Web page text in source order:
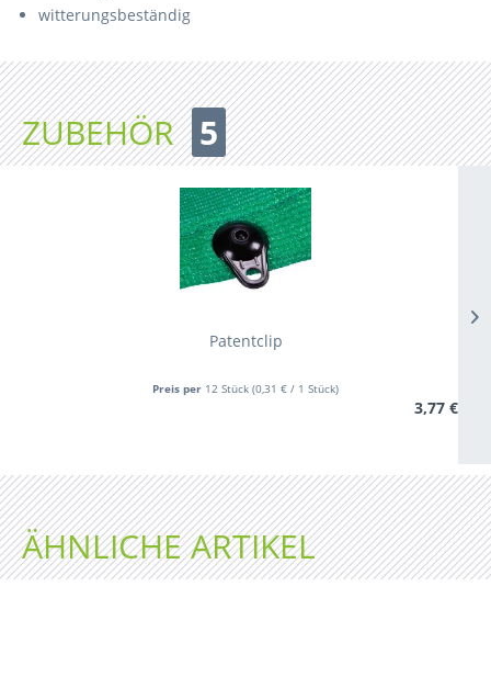
witterungsbeständig
ZUBEHÖR 5
Patentclip
Preis per 12 Stück (0,31 € / 1 Stück)
3,77 €
ÄHNLICHE ARTIKEL